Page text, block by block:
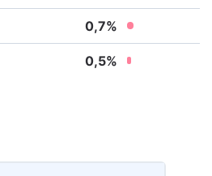
0,7%
0,5%